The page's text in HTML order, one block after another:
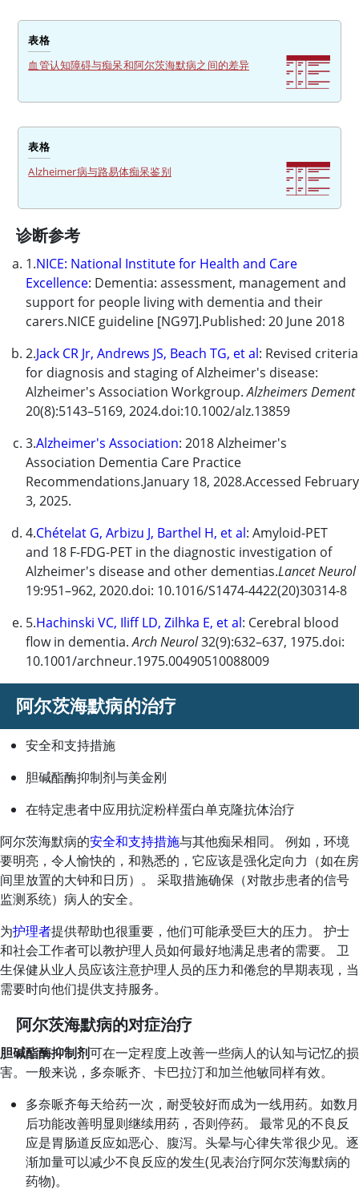
表格
血管认知障碍与痴呆和阿尔茨海默病之间的差异
表格
Alzheimer病与路易体痴呆鉴别
诊断参考
1.NICE: National Institute for Health and Care
Excellence: Dementia: assessment, management and
support for people living with dementia and their
carers.NICE guideline [NG97].Published: 20 June 2018
2.Jack CR Jr, Andrews JS, Beach TG, et al: Revised criteria
for diagnosis and staging of Alzheimer's disease:
Alzheimer's Association Workgroup.Alzheimers Dement
20(8):5143–5169, 2024.doi:10.1002/alz.13859
3.Alzheimer's Association: 2018 Alzheimer's
Association Dementia Care Practice
Recommendations.January 18, 2028.Accessed February
3, 2025.
4.Chételat G, Arbizu J, Barthel H, et al: Amyloid-PET
and 18 F-FDG-PET in the diagnostic investigation of
Alzheimer's disease and other dementias.Lancet Neurol
19:951–962, 2020.doi: 10.1016/S1474-4422(20)30314-8
5.Hachinski VC, Iliff LD, Zilhka E, et al: Cerebral blood
flow in dementia.Arch Neurol32(9):632–637, 1975.doi:
10.1001/archneur.1975.00490510088009
阿尔茨海默病的治疗
安全和支持措施
胆碱酯酶抑制剂与美金刚
在特定患者中应用抗淀粉样蛋白单克隆抗体治疗
阿尔茨海默病的安全和支持措施与其他痴呆相同。 例如，环境
要明亮，令人愉快的，和熟悉的，它应该是强化定向力（如在房
间里放置的大钟和日历）。 采取措施确保（对散步患者的信号
监测系统）病人的安全。
为护理者提供帮助也很重要，他们可能承受巨大的压力。 护士
和社会工作者可以教护理人员如何最好地满足患者的需要。 卫
生保健从业人员应该注意护理人员的压力和倦怠的早期表现，当
需要时向他们提供支持服务。
阿尔茨海默病的对症治疗
胆碱酯酶抑制剂可在一定程度上改善一些病人的认知与记忆的损
害。一般来说，多奈哌齐、卡巴拉汀和加兰他敏同样有效。
多奈哌齐每天给药一次，耐受较好而成为一线用药。如数月
后功能改善明显则继续用药，否则停药。 最常见的不良反
应是胃肠道反应如恶心、腹泻。头晕与心律失常很少见。逐
渐加量可以减少不良反应的发生(见表治疗阿尔茨海默病的
药物)。